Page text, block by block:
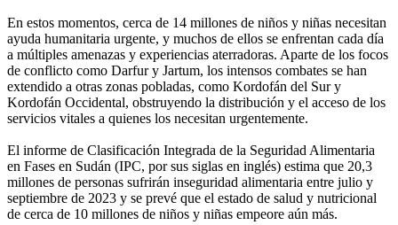
En estos momentos, cerca de 14 millones de niños y niñas necesitan
ayuda humanitaria urgente, y muchos de ellos se enfrentan cada día
a múltiples amenazas y experiencias aterradoras. Aparte de los focos
de conflicto como Darfur y Jartum, los intensos combates se han
extendido a otras zonas pobladas, como Kordofán del Sur y
Kordofán Occidental, obstruyendo la distribución y el acceso de los
servicios vitales a quienes los necesitan urgentemente.
El informe de Clasificación Integrada de la Seguridad Alimentaria
en Fases en Sudán (IPC, por sus siglas en inglés) estima que 20,3
millones de personas sufrirán inseguridad alimentaria entre julio y
septiembre de 2023 y se prevé que el estado de salud y nutricional
de cerca de 10 millones de niños y niñas empeore aún más.